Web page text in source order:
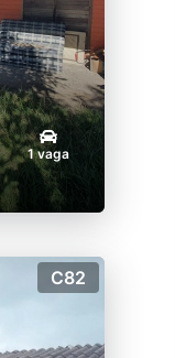
1 vaga
C82